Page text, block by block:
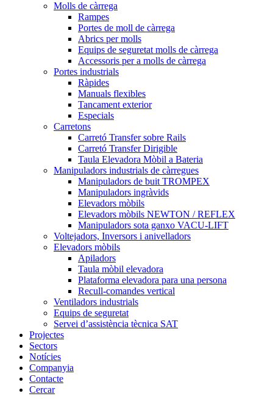
Molls de càrrega
Rampes
Portes de moll de càrrega
Abrics per molls
Equips de seguretat molls de càrrega
Accessoris per a molls de càrrega
Portes industrials
Ràpides
Manuals flexibles
Tancament exterior
Especials
Carretons
Carretó Transfer sobre Rails
Carretó Transfer Dirigible
Taula Elevadora Mòbil a Bateria
Manipuladors industrials de càrregues
Manipuladors de buit TROMPEX
Manipuladors ingràvids
Elevadors mòbils
Elevadors mòbils NEWTON / REFLEX
Manipuladors sota ganxo VACU-LIFT
Voltejadors, Inversors i anivelladors
Elevadors mòbils
Apiladors
Taula mòbil elevadora
Plataforma elevadora para una persona
Recull-comandes vertical
Ventiladors industrials
Equips de seguretat
Servei d’assistència tècnica SAT
Projectes
Sectors
Notícies
Companyia
Contacte
Cercar